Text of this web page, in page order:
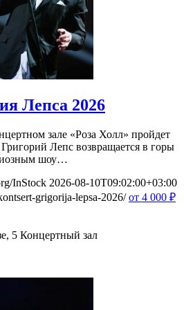
Лепса 2026
зале «Роза Холл» пройдет
Лепс возвращается в горы
шоу…
InStock 2026-08-10T09:02:00+03:00
grigorija-lepsa-2026/ от 4 000 ₽
5 Концертный зал